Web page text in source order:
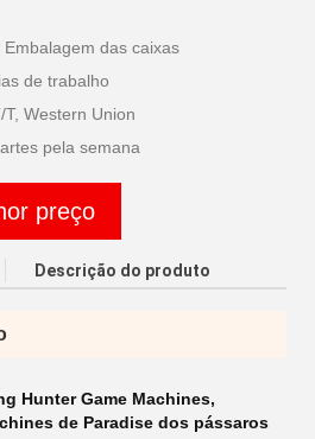
das caixas
de trabalho
Western Union
pela semana
preço
Descrição do produto
Hunter Game Machines,
de Paradise dos pássaros